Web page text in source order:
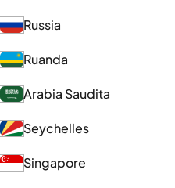
Russia
Ruanda
Arabia Saudita
Seychelles
Singapore